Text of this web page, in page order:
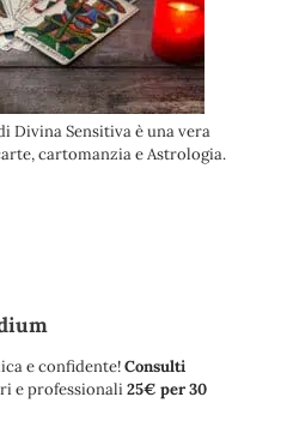
Divina Sensitiva è una vera
cartomanzia e Astrologia.
e confidente!Consulti
e professionali25€ per 30